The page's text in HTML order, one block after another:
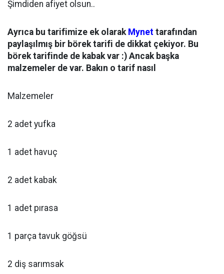
Şimdiden afiyet olsun..
Ayrıca bu tarifimize ek olarak Mynet tarafından
paylaşılmış bir börek tarifi de dikkat çekiyor. Bu
börek tarifinde de kabak var :) Ancak başka
malzemeler de var. Bakın o tarif nasıl
Malzemeler
2 adet yufka
1 adet havuç
2 adet kabak
1 adet pırasa
1 parça tavuk göğsü
2 diş sarımsak